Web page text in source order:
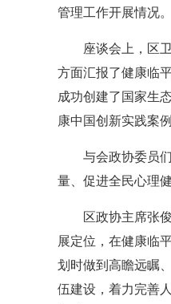
管理工作开展情况。
座谈会上，区
方面汇报了健康临
成功创建了国家生
康中国创新实践案
与会政协委员
量、促进全民心理
区政协主席张
展定位，在健康临
划时做到高瞻远瞩
伍建设，着力完善